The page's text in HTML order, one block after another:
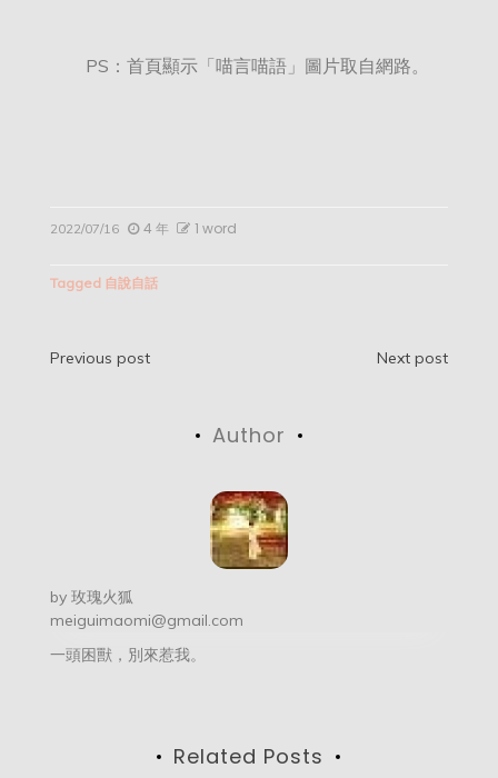
PS：首頁顯示「喵言喵語」圖片取自網路。
2022/07/16 4 年 1 word
Tagged 自說自話
文
Previous post Next post
Author
by 玫瑰火狐
meiguimaomi@gmail.com
一頭困獸，別來惹我。
Related Posts